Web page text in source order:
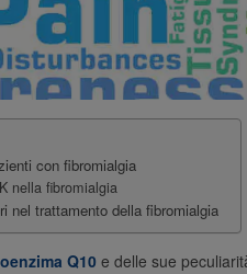
con fibromialgia
nella fibromialgia
nel trattamento della fibromialgia
Q10 e delle sue